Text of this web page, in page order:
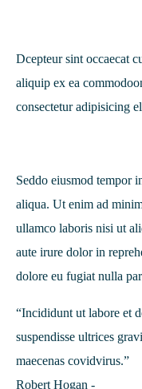
Dcepteur sint occaecat
aliquip ex ea
consectetur adipisicing
Seddo eiusmod tempor
aliqua. Ut enim ad
ullamco laboris nisi ut
aute irure dolor in
dolore eu fugiat nulla
“Incididunt ut labore et
suspendisse ultrices
maecenas covidvirus.”
Robert Hogan -